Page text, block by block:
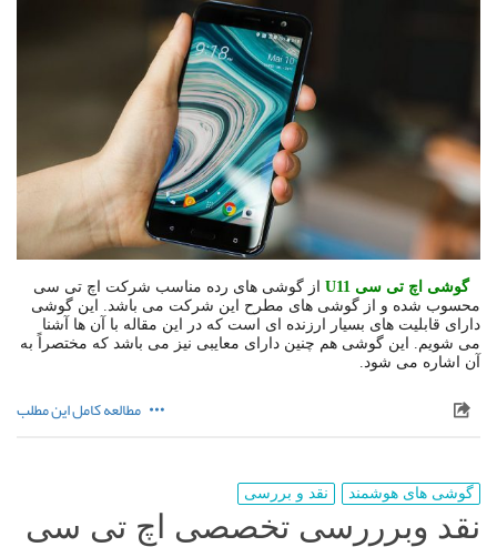
گوشی اچ تی سی U11 از گوشی های رده مناسب شرکت اچ تی سی
محسوب شده و از گوشی های مطرح این شرکت می باشد. این گوشی
دارای قابلیت های بسیار ارزنده ای است که در این مقاله با آن ها آشنا
می شویم. این گوشی هم چنین دارای معایبی نیز می باشد که مختصراً به
آن اشاره می شود.
مطالعه کامل این مطلب
گوشی های هوشمند نقد و بررسی
نقد وبرررسی تخصصی اچ تی سی